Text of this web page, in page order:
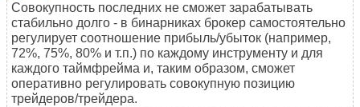
Совокупность последних не сможет зарабатывать
стабильно долго - в бинарниках брокер самостоятельно
регулирует соотношение прибыль/убыток (например,
72%, 75%, 80% и т.п.) по каждому инструменту и для
каждого таймфрейма и, таким образом, сможет
оперативно регулировать совокупную позицию
трейдеров/трейдера.